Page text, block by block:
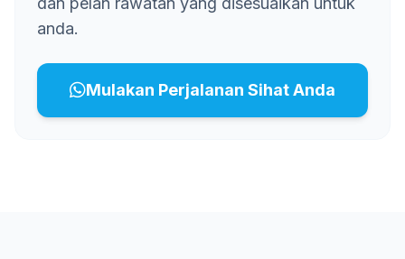
anda.
Mulakan Perjalanan Sihat Anda